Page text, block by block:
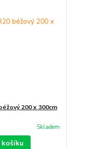
200 x 300cm
Skladem